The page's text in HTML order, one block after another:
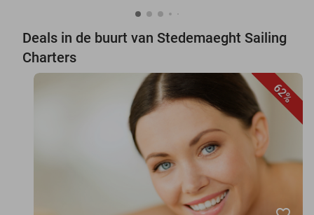
Deals in de buurt van Stedemaeght Sailing
Charters
62%